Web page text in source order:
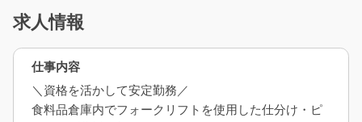
求人情報
仕事内容
＼資格を活かして安定勤務／
食料品倉庫内でフォークリフトを使用した仕分け・ピ